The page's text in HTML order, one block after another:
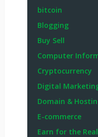
bitcoin
Blogging
Buy Sell
Computer
Cryptocurrency
Digital
Domain &
E-commerce
Earn for the